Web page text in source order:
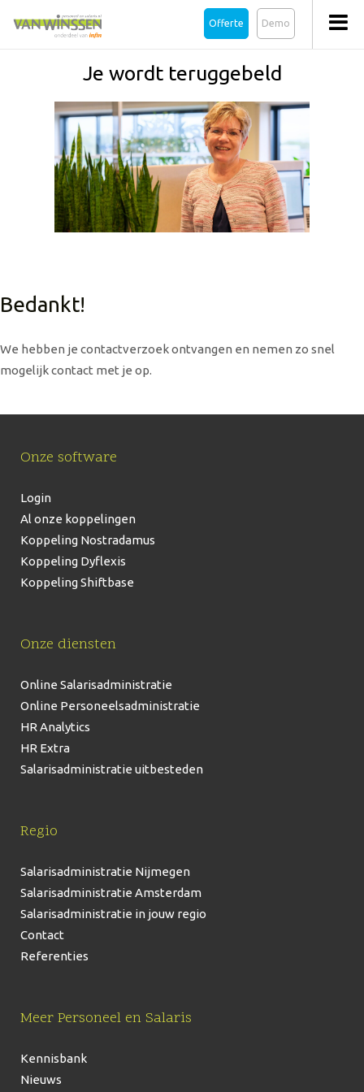
Demo
Offerte
Je wordt teruggebeld
Bedankt!
We hebben je contactverzoek ontvangen en nemen zo snel
mogelijk contact met je op.
Onze software
Login
Al onze koppelingen
Koppeling Nostradamus
Koppeling Dyflexis
Koppeling Shiftbase
Onze diensten
Online Salarisadministratie
Online Personeelsadministratie
HR Analytics
HR Extra
Salarisadministratie uitbesteden
Regio
Salarisadministratie Nijmegen
Salarisadministratie Amsterdam
Salarisadministratie in jouw regio
Contact
Referenties
Meer Personeel en Salaris
Kennisbank
Nieuws